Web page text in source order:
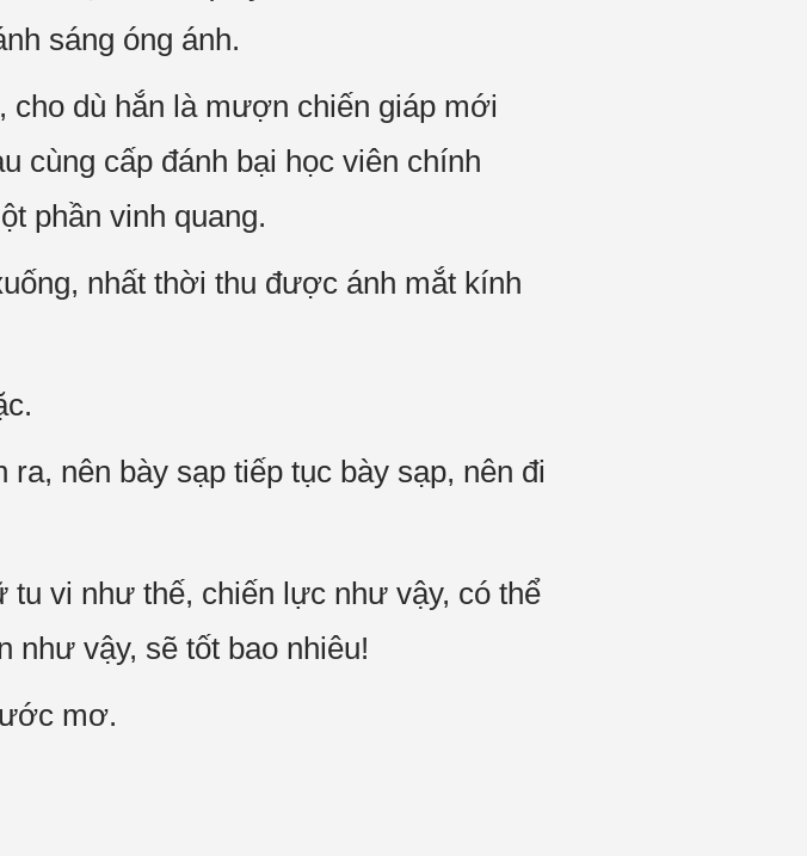
sáng óng ánh.
dù hắn là mượn chiến giáp mới
cùng cấp đánh bại học viên chính
phần vinh quang.
nhất thời thu được ánh mắt kính
nên bày sạp tiếp tục bày sạp, nên đi
vi như thế, chiến lực như vậy, có thể
vậy, sẽ tốt bao nhiêu!
mơ.